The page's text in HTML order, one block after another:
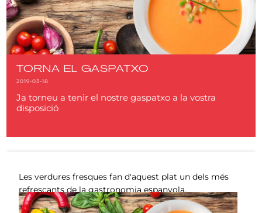
TORNA EL GASPATXO
2019-03-18
Ja torneu a tenir el nostre gaspatxo a la vostra
disposició
Les verdures fresques fan d'aquest plat un dels més
refrescants de la gastronomia espanyola.
Gaspatxo de Cuinats Jotri